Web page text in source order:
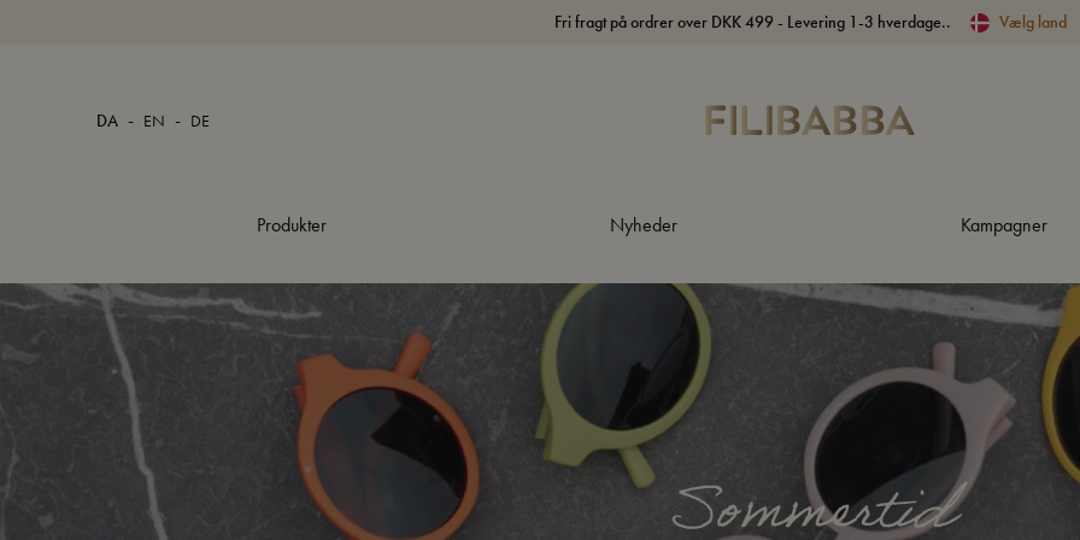
Fri fragt på ordrer over DKK 499 - Levering 1-3 hverdage.. Vælg land
DA - EN - DE
Produkter Nyheder Kampagner